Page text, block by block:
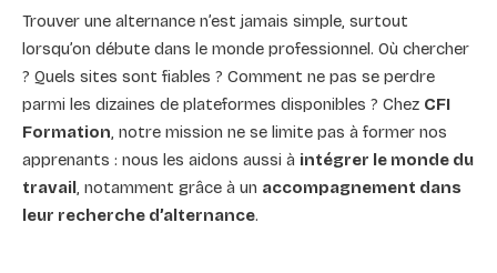
Trouver une alternance n’est jamais simple, surtout
lorsqu’on débute dans le monde professionnel. Où chercher
? Quels sites sont fiables ? Comment ne pas se perdre
parmi les dizaines de plateformes disponibles ? Chez CFI
Formation, notre mission ne se limite pas à former nos
apprenants : nous les aidons aussi à intégrer le monde du
travail, notamment grâce à un accompagnement dans
leur recherche d’alternance.